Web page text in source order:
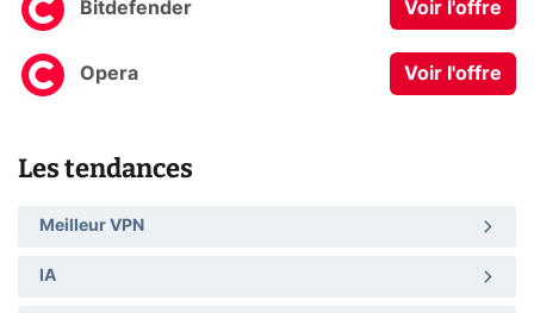
Bitdefender Voir l'offre
Opera Voir l'offre
Les tendances
Meilleur VPN
IA